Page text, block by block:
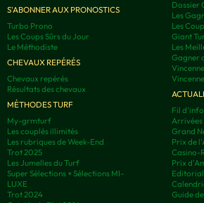
S'ABONNER AUX PRONOSTICS
Turbo Prono
Les Coups Sûrs du Jour
Le Méthodiste
CHEVAUX REPÉRÉS
Chevaux repérés
Résultats des chevaux
MÉTHODES TURF
My-grmturf
Les couplés illimités
Les rubriques de Week-End
Trot 2025
Les Jumelles du Turf
Super Sélections + Sélections MI-
LUXE
Trot 2024
Dossier
Les
Les
Giant
Les
Gagner
Fil
Grand
Prix de
Casino-
Prix
Editorial
Guide